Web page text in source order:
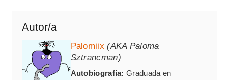
Autor/a
Palomiix (AKA Paloma
Sztrancman)
Autobiografía: Graduada en